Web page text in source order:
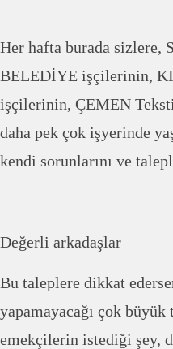
Her hafta burada
BELEDİYE işçilerinin,
işçilerinin, ÇEMEN
daha pek çok işyerinde
kendi sorunlarını ve
Değerli arkadaşlar
Bu taleplere dikkat
yapamayacağı çok
emekçilerin istediği şey,